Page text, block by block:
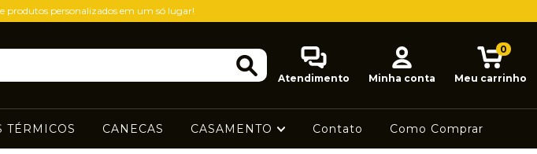
produtos personalizados em um só lugar!
Atendimento Minha conta Meu carrinho
0
TÉRMICOS CANECAS CASAMENTO Contato Como Comprar